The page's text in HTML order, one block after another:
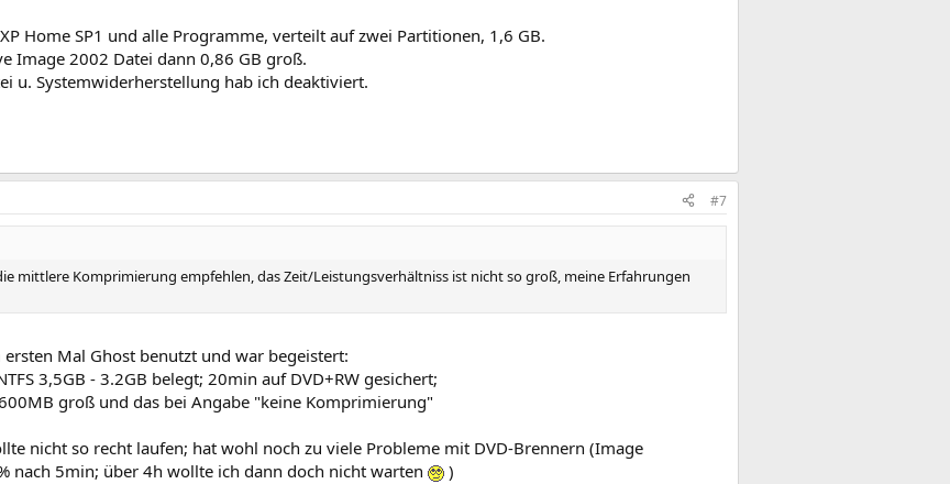
Home SP1 und alle Programme, verteilt auf zwei Partitionen, 1,6 GB.
Image 2002 Datei dann 0,86 GB groß.
u. Systemwiderherstellung hab ich deaktiviert.
#7
mittlere Komprimierung empfehlen, das Zeit/Leistungsverhältniss ist nicht so groß, meine Erfahrungen
ersten Mal Ghost benutzt und war begeistert:
3,5GB - 3.2GB belegt; 20min auf DVD+RW gesichert;
groß und das bei Angabe "keine Komprimierung"
nicht so recht laufen; hat wohl noch zu viele Probleme mit DVD-Brennern (Image
nach 5min; über 4h wollte ich dann doch nicht warten
)